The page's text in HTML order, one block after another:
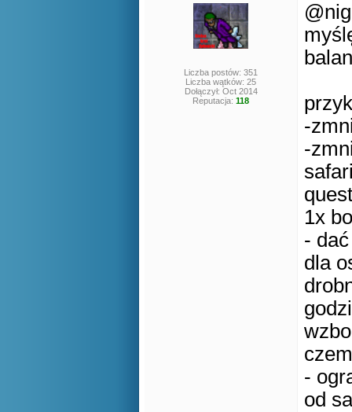
Liczba postów: 351
Liczba wątków: 25
Dołączył: Oct 2014
Reputacja: 118
-
-
1x
-
dla
-
od